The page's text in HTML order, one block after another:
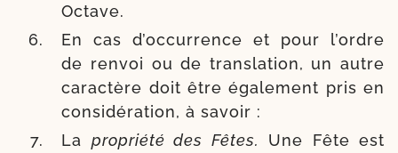
Octave.
En cas d’occurrence et pour l’ordre
de ren­voi ou de trans­la­tion, un autre
carac­tère doit être éga­le­ment pris en
consi­dé­ra­tion, à savoir :
La pro­prié­té des Fêtes.
Une Fête est